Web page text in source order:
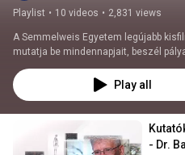
Playlist • 10 videos • 2,831 views
A Semmelweis Egyetem legújabb
mutatja be mindennapjait, beszél
vagy arról, hogy mit jelent számára,
munkatársa.
Play all
- Dr.